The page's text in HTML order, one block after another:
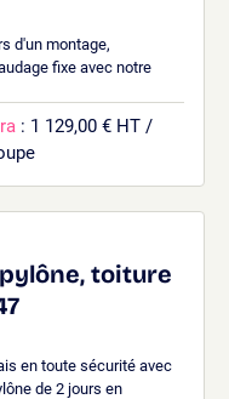
d'un montage,
fixe avec notre
: 1 129,00 € HT /
toiture
en toute sécurité avec
de 2 jours en